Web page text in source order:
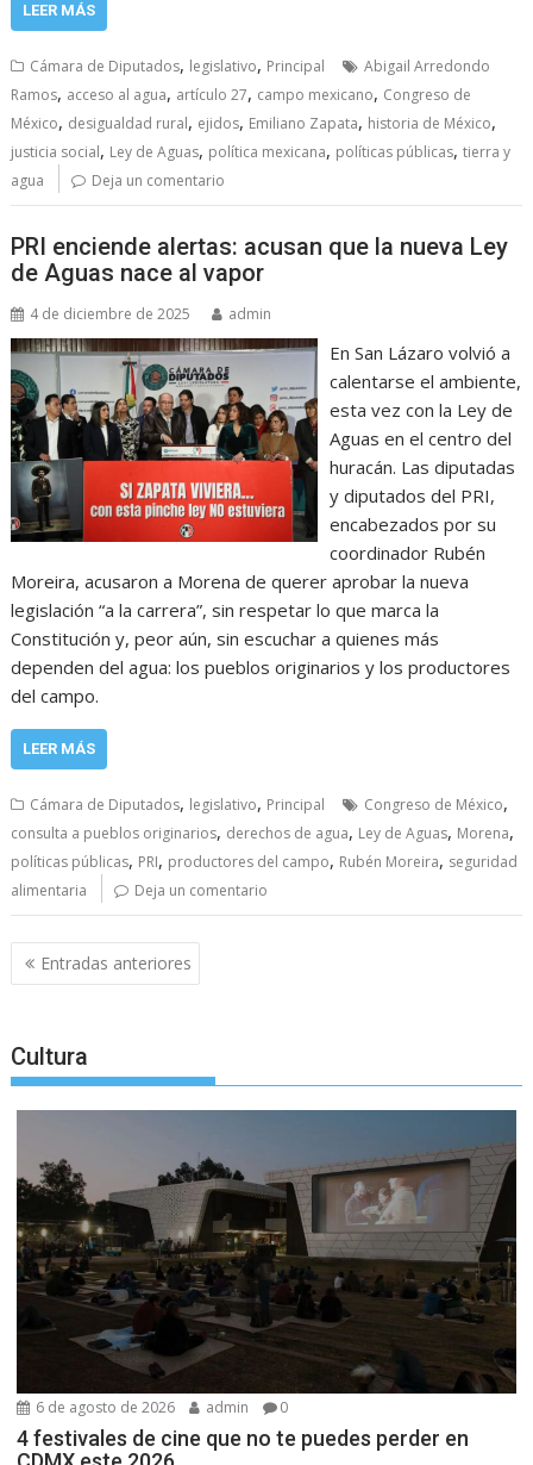
LEER MÁS
Cámara de Diputados, legislativo, Principal
Abigail Arredondo
Ramos, acceso al agua, artículo 27, campo mexicano, Congreso de
México, desigualdad rural, ejidos, Emiliano Zapata, historia de México,
justicia social, Ley de Aguas, política mexicana, políticas públicas,tierra y
agua
Deja un comentario
PRI enciende alertas: acusan que la nueva Ley
de Aguas nace al vapor
4 de diciembre de 2025 admin
En San Lázaro volvió a
calentarse el ambiente,
esta vez con la Ley de
Aguas en el centro del
huracán. Las diputadas
y diputados del PRI,
encabezados por su
coordinador Rubén
Moreira, acusaron a Morena de querer aprobar la nueva
legislación “a la carrera”, sin respetar lo que marca la
Constitución y, peor aún, sin escuchar a quienes más
dependen del agua: los pueblos originarios y los productores
del campo.
LEER MÁS
Cámara de Diputados, legislativo, Principal Congreso de México,
consulta a pueblos originarios, derechos de agua, Ley de Aguas, Morena,
políticas públicas, PRI, productores del campo, Rubén Moreira, seguridad
alimentaria
Deja un comentario
Navegación
de
Entradas anteriores
Cultura
6 de agosto de 2026 admin 0
4 festivales de cine que no te puedes perder en